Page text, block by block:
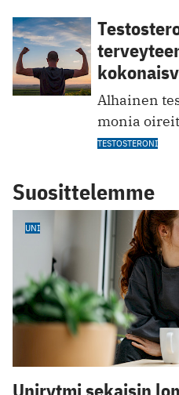
Alhainen
monia
TESTOSTERONI
Suosittelemme
UNI